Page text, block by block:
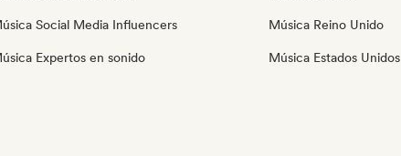
Social Media Influencers
Expertos en sonido
Música Reino Unido
Música Estados Unidos